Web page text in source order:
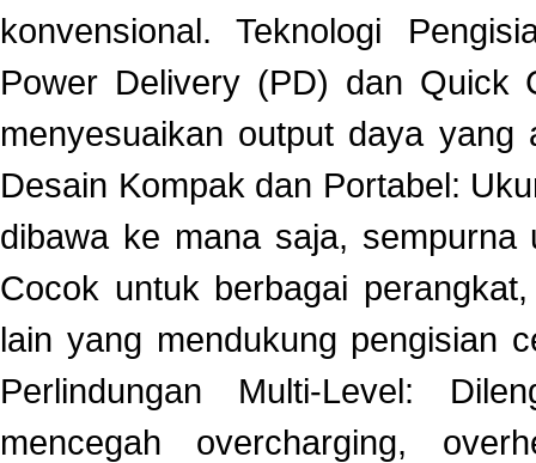
konvensional. Teknologi
Power Delivery (PD) dan Quick
menyesuaikan output daya
Desain Kompak dan Portabel:
dibawa ke mana saja, sempurna
Cocok untuk berbagai
lain yang mendukung pengisian
Perlindungan Multi-Level:
mencegah overcharging,